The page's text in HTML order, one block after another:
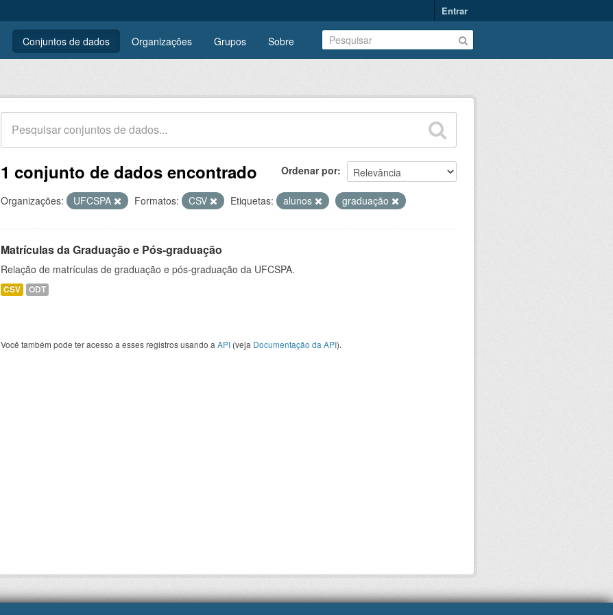
Entrar
Conjuntos de dados Organizações Grupos Sobre
Ordenar por
1 conjunto de dados encontrado
Organizações: UFCSPA Formatos: CSV Etiquetas: alunos graduação
Matrículas da Graduação e Pós-graduação
Relação de matrículas de graduação e pós-graduação da UFCSPA.
CSV ODT
Você também pode ter acesso a esses registros usando a API (veja Documentação da API).